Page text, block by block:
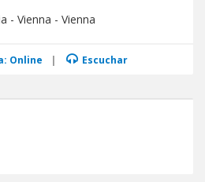
- Vienna - Vienna
Online | Escuchar